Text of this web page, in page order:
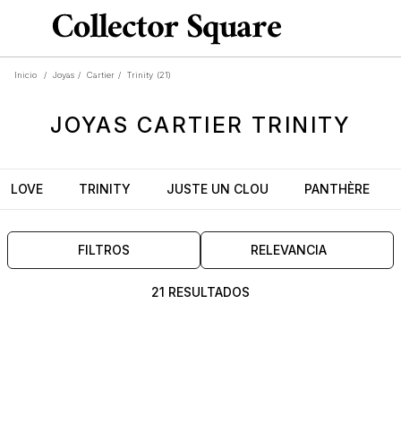
Inicio / Joyas / Cartier / Trinity (21)
JOYAS CARTIER TRINITY
LOVE TRINITY JUSTE UN CLOU PANTHÈRE
FILTROS RELEVANCIA
21 RESULTADOS